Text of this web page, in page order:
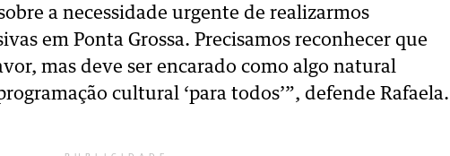
a necessidade urgente de realizarmos
em Ponta Grossa. Precisamos reconhecer que
mas deve ser encarado como algo natural
cultural ‘para todos’”, defende Rafaela.